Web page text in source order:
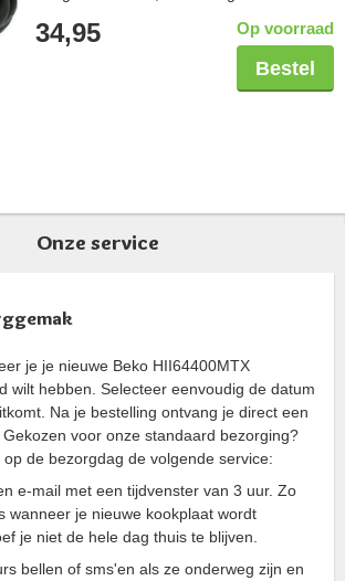
34,95 Op voorraad
Bestel
Onze service
je je nieuwe Beko HII64400MTX
wilt hebben. Selecteer eenvoudig de datum
Na je bestelling ontvang je direct een
voor onze standaard bezorging?
de bezorgdag de volgende service:
e-mail met een tijdvenster van 3 uur. Zo
wanneer je nieuwe kookplaat wordt
je niet de hele dag thuis te blijven.
bellen of sms'en als ze onderweg zijn en